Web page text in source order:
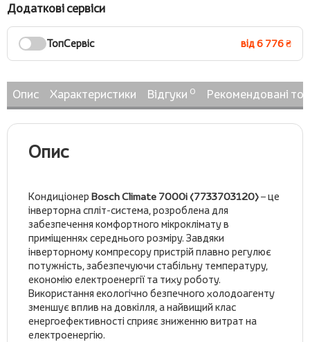
Додаткові сервіси
ТопСервіс від 6 776 ₴
Опис Характеристики Відгуки 0 Рекомендовані
Опис
Кондиціонер Bosch Climate 7000i (7733703120)– це
інверторна спліт-система, розроблена для
забезпечення комфортного мікроклімату в
приміщеннях середнього розміру. Завдяки
інверторному компресору пристрій плавно регулює
потужність, забезпечуючи стабільну температуру,
економію електроенергії та тиху роботу.
Використання екологічно безпечного холодоагенту
зменшує вплив на довкілля, а найвищий клас
енергоефективності сприяє зниженню витрат на
електроенергію.